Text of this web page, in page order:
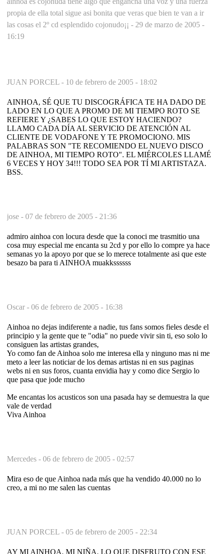
propia de ella total sigue asi bonita que veras que bien te van a ir
las cosas el 2º cd esplendido cojonudo¡¡ - 29 de marzo de 2005 -
16:19
JUAN PORCEL - 10 de febrero de 2005 - 18:02
AINHOA, SÉ QUE TU DISCOGRÁFICA TE HA DADO DE
LADO EN LO QUE A PROMO DE MI TIEMPO ROTO SE
REFIERE Y ¿SABES LO QUE ESTOY HACIENDO?
LLAMO CADA DÍA AL SERVICIO DE ATENCIÓN AL
CLIENTE DE VODAFONE Y TE PROMOCIONO. MIS
PALABRAS SON "TE RECOMIENDO EL NUEVO DISCO
DE AINHOA, MI TIEMPO ROTO". EL MIÉRCOLES LLAMÉ
6 VECES Y HOY 34!!! TODO SEA POR TÍ MI ARTISTAZA.
BSS.
jose - 07 de febrero de 2005 - 21:36
admiro ainhoa con locura desde que la conoci me trasmitio una
cosa muy especial me encanta su 2cd y por ello lo compre ya hace
semanas yo la apoyo por que se lo merece totalmente asi que este
besazo ba para ti AINHOA muakkssssss
Oscar - 06 de febrero de 2005 - 16:38
Ainhoa no dejas indiferente a nadie, tus fans somos fieles desde el
principio y la gente que te "odia" no puede vivir sin ti, eso solo lo
consiguen las artistas grandes,
Yo como fan de Ainhoa solo me interesa ella y ninguno mas ni me
meto a leer las noticiar de los demas artistas ni en sus paginas
webs ni en sus foros, cuanta envidia hay y como dice Sergio lo
que pasa que jode mucho
Me encantas los acusticos son una pasada hay se demuestra la que
vale de verdad
Viva Ainhoa
Mercedes - 06 de febrero de 2005 - 02:57
Mira eso de que Ainhoa nada más que ha vendido 40.000 no lo
creo, a mi no me salen las cuentas
JUAN PORCEL - 05 de febrero de 2005 - 22:34
AY MI AINHOA, MI NIÑA. LO QUE DISFRUTO CON ESE